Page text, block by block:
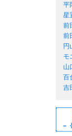
平
星
前
前
円
モ
山
百
吉